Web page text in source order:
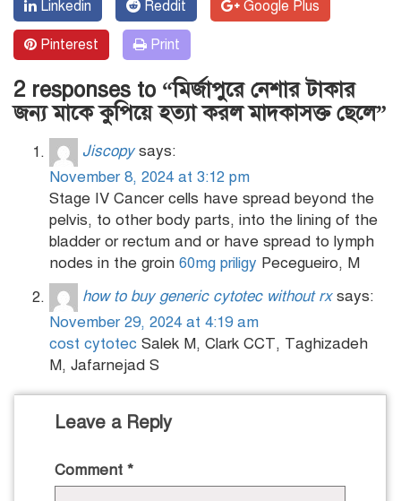
Linkedin Reddit Google Plus
Pinterest Print
2 responses to “মির্জাপুরে নেশার টাকার
জন্য মাকে কুপিয়ে হত্যা করল মাদকাসক্ত ছেলে”
Jiscopy says:
November 8, 2024 at 3:12 pm
Stage IV Cancer cells have spread beyond the
pelvis, to other body parts, into the lining of the
bladder or rectum and or have spread to lymph
nodes in the groin 60mg priligy Pecegueiro, M
how to buy generic cytotec without rx says:
November 29, 2024 at 4:19 am
cost cytotec Salek M, Clark CCT, Taghizadeh
M, Jafarnejad S
Leave a Reply
Comment *